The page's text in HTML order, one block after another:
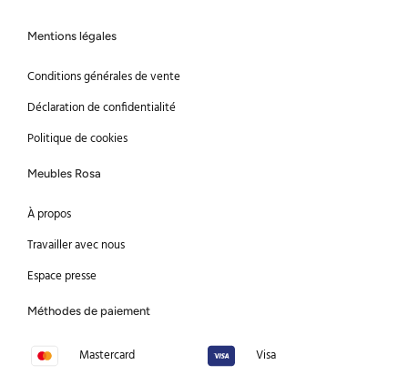
Mentions légales
Conditions générales de vente
Déclaration de confidentialité
Politique de cookies
Meubles Rosa
À propos
Travailler avec nous
Espace presse
Méthodes de paiement
Mastercard Visa